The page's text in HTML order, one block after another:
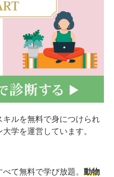
ルを無料で身につけられ
学を運営しています。
て無料で学び放題。 動物